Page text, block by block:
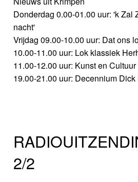
Donderdag 0.00-01.00 uur: 'k Zal
nacht'
Vrijdag 09.00-10.00 uur: Dat ons
10.00-11.00 uur: Lok klassiek
11.00-12.00 uur: Kunst en Cultuur
19.00-21.00 uur: Decennium Dick
2/2